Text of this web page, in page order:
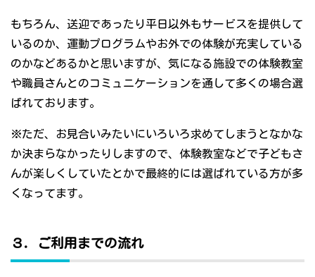
もちろん、送迎であったり平日以外もサービスを提供して
いるのか、運動プログラムやお外での体験が充実している
のかなどあるかと思いますが、気になる施設での体験教室
や職員さんとのコミュニケーションを通して多くの場合選
ばれております。
※ただ、お見合いみたいにいろいろ求めてしまうとなかな
か決まらなかったりしますので、体験教室などで子どもさ
んが楽しくしていたとかで最終的には選ばれている方が多
くなってます。
３．ご利用までの流れ